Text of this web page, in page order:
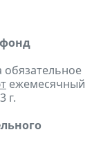
обязательное
ежемесячный
г.